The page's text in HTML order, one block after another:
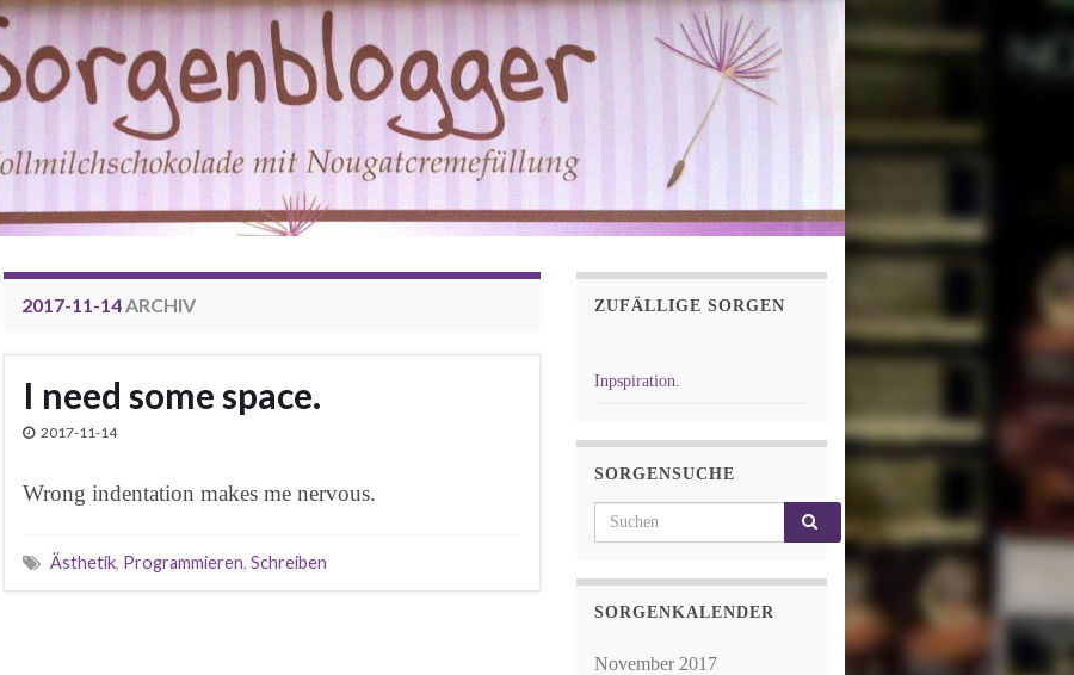
2017-11-14ARCHIV
I need some space.
2017-11-14
Wrong indentation makes me nervous.
Ästhetik, Programmieren, Schreiben
ZUFÄLLIGE SORGEN
Inpspiration.
SORGENSUCHE
Search for:
SORGENKALENDER
November 2017